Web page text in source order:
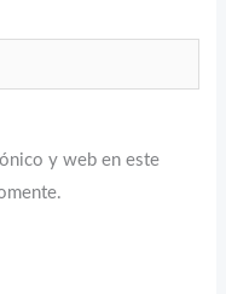
y web en este